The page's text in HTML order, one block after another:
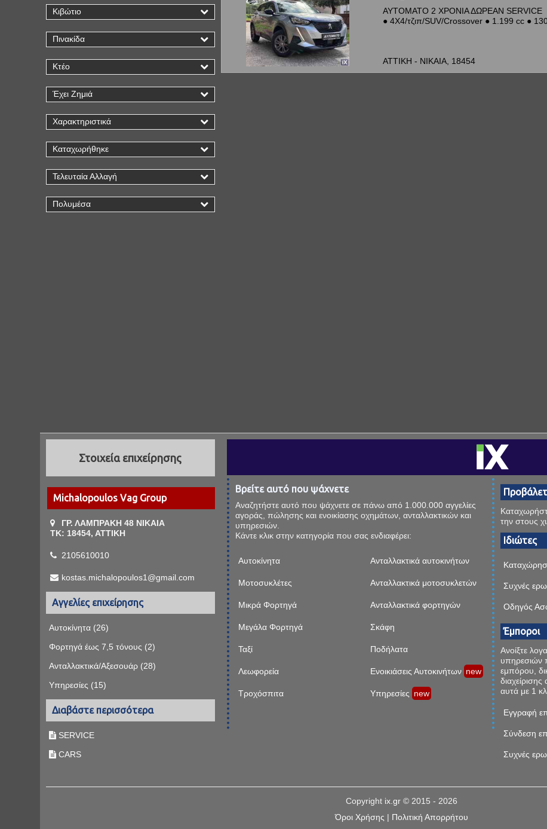
Κιβώτιο
Πινακίδα
Κτέο
Έχει Ζημιά
Χαρακτηριστικά
Καταχωρήθηκε
Τελευταία Αλλαγή
Πολυμέσα
ΑΥΤΟΜΑΤΟ 2 ΧΡΟΝΙΑ ΔΩΡΕΑΝ SERVICE
●4Χ4/τζιπ/SUV/Crossover ●1.199 cc ●
ΑΤΤΙΚΗ - ΝΙΚΑΙΑ, 18454
Στοιχεία επιχείρησης
Michalopoulos Vag Group
ΓΡ. ΛΑΜΠΡΑΚΗ 48 ΝΙΚΑΙΑ
ΤΚ: 18454, ΑΤΤΙΚΗ
2105610010
kostas.michalopoulos1@gmail.com
Αγγελίες επιχείρησης
Αυτοκίνητα (26)
Φορτηγά έως 7,5 τόνους (2)
Ανταλλακτικά/Αξεσουάρ (28)
Υπηρεσίες (15)
Διαβάστε περισσότερα
SERVICE
CARS
Βρείτε αυτό που ψάχνετε
Αναζητήστε αυτό που ψάχνετε σε πάνω από 1.000.000 αγγελίες
αγοράς, πώλησης και ενοικίασης οχημάτων, ανταλλακτικών και
υπηρεσιών.
Κάντε κλικ στην κατηγορία που σας ενδιαφέρει:
Αυτοκίνητα
Μοτοσυκλέτες
Μικρά Φορτηγά
Μεγάλα Φορτηγά
Ταξί
Λεωφορεία
Τροχόσπιτα
Ανταλλακτικά αυτοκινήτων
Ανταλλακτικά μοτοσυκλετών
Ανταλλακτικά φορτηγών
Σκάφη
Ποδήλατα
Ενοικιάσεις Αυτοκινήτων new
Υπηρεσίες new
την στους
Ιδιώτες
Συχνές
Οδηγός
Έμποροι
Ανοίξτε
υπηρεσιών
εμπόρου,
αυτά με 1
Εγγραφή
Σύνδεση
Συχνές
Copyright ix.gr© 2015 - 2026
Όροι Χρήσης | Πολιτική Απορρήτου